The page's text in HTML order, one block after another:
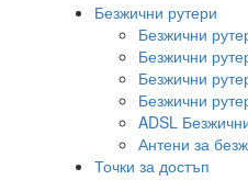
Безжични рутери
Безжични
Безжични
Безжични
Безжични
ADSL
Антени за
Точки за достъп